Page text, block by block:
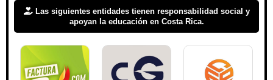
Las siguientes entidades tienen responsabilidad social y
apoyan la educación en Costa Rica.